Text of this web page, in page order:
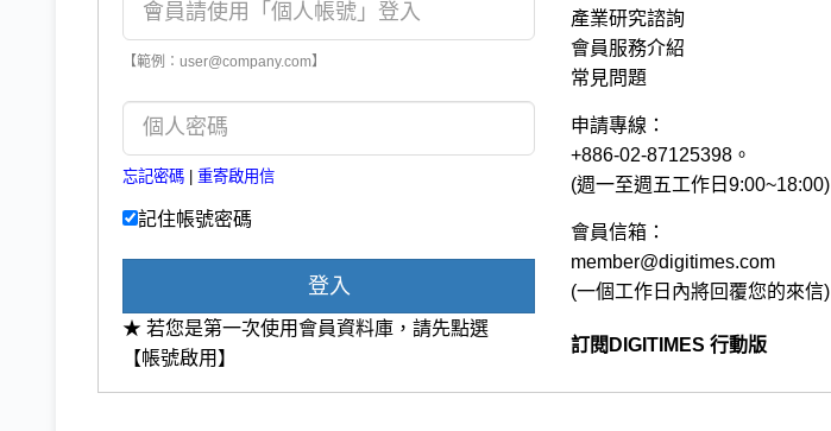
【範例：user@company.com】
忘記密碼 重寄啟用信
記住帳號密碼
登入
★ 若您是第一次使用會員資料庫，請先點選
【帳號啟用】
產業研究諮詢
會員服務介紹
常見問題
申請專線：
+886-02-87125398。
(週一至週五工作日9:00~18:00)
會員信箱：
member@digitimes.com
(一個工作日內將回覆您的來信)
訂閱DIGITIMES 行動版